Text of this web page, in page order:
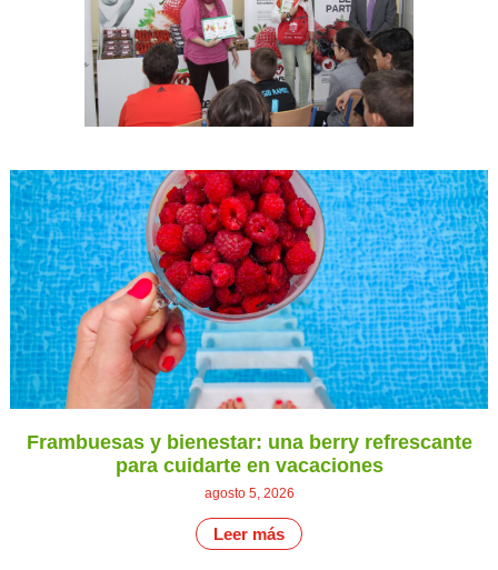
Frambuesas y bienestar: una berry refrescante
para cuidarte en vacaciones
agosto 5, 2026
Leer más